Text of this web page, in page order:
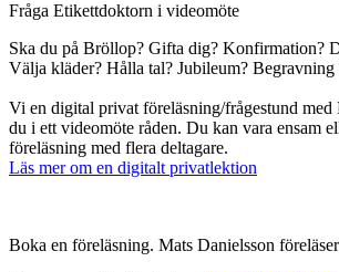
Fråga Etikettdoktorn i videomöte
Ska du på Bröllop? Gifta dig? Konfirmation?
Välja kläder? Hålla tal? Jubileum? Begravning
Vi en digital privat föreläsning/frågestund med
du i ett videomöte råden. Du kan vara ensam
föreläsning med flera deltagare.
Läs mer om en digitalt privatlektion
Boka en föreläsning. Mats Danielsson